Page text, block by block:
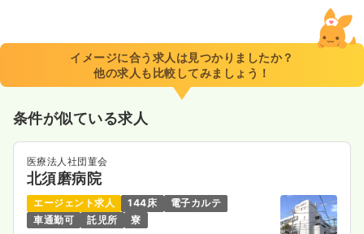
8:30～17:00
日祝休み
オンコールあり 第二新卒可 月給33万円以上可
気になる
日勤のみ（パート）
給与 時給1,550円
イメージに合う求人は見つかりましたか？
他の求人も比較してみましょう！
条件が似ている求人
医療法人社団菫会
北須磨病院
エージェント求人 144床
電子カルテ
車通勤可
託児所
寮